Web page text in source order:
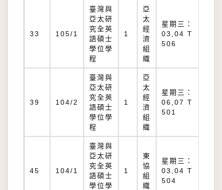
33 105/1
臺灣與
亞太研
究全英
語碩士
學位學
程
1
亞
太
經
濟
組
織
星期三：
03,04 T
506
39 104/2
臺灣與
亞太研
究全英
語碩士
學位學
程
1
亞
太
經
濟
組
織
星期三：
06,07 T
501
45 104/1
臺灣與
亞太研
究全英
語碩士
學位學
1
東
協
組
織
星期三：
03,04 T
504